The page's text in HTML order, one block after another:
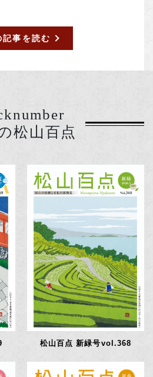
記事を読む
松山百点
松山百点 新緑号vol.368